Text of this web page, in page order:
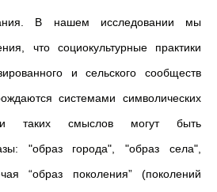
В нашем исследовании мы
что социокультурные практики
и сельского сообществ
системами символических
таких смыслов могут быть
"образ города", "образ села",
“образ поколения” (поколений